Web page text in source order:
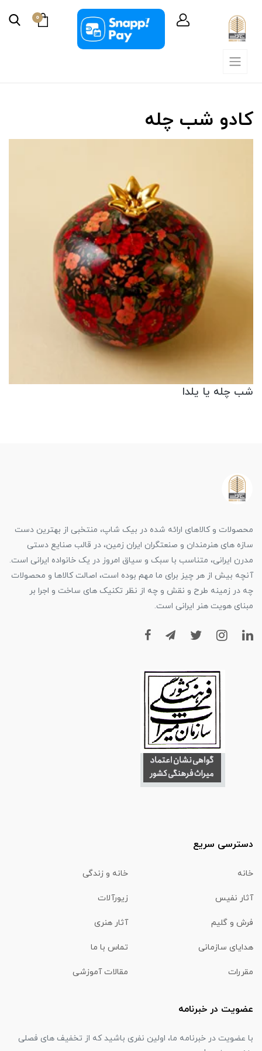
0
کادو شب چله
شب چله یا یلدا
محصولات و کالاهای ارائه شده در بیک شاپ، منتخبی از بهترین دست
سازه های هنرمندان و صنعتگران ایران زمین، در قالب صنایع دستی
مدرن ایرانی، متناسب با سبک و سیاق امروز در یک خانواده ایرانی است.
آنچه بیش از هر چیز برای ما مهم بوده است، اصالت کالاها و محصولات
چه در زمینه طرح و نقش و چه از نظر تکنیک های ساخت و اجرا بر
مبنای هویت هنر ایرانی است.
دسترسی سریع
خانه خانه و زندگی
آثار نفیس زیورآلات
فرش و گلیم آثار هنری
هدایای سازمانی تماس با ما
مقررات مقالات آموزشی
عضویت در خبرنامه
با عضویت در خبرنامه ما، اولین نفری باشید که از تخفیف های فصلی